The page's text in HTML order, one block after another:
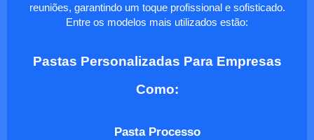
reuniões, garantindo um toque profissional e sofisticado.
Entre os modelos mais utilizados estão:
Pastas Personalizadas Para Empresas
Como:
Pasta Processo